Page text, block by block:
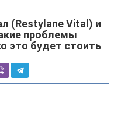
(Restylane Vital) и
проблемы
это будет стоить